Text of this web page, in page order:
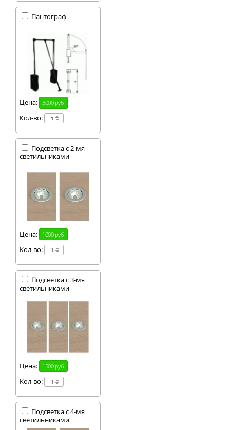
Пантограф
Цена: 3000 руб.
Кол-во:
Подсветка с 2-мя
светильниками
Цена: 1000 руб.
Кол-во:
Подсветка с 3-мя
светильниками
Цена: 1500 руб.
Кол-во:
Подсветка с 4-мя
светильниками